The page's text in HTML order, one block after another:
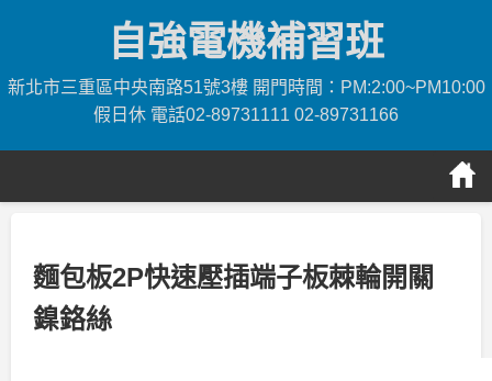
自強電機補習班
新北市三重區中央南路51號3樓 開門時間：PM:2:00~PM10:00
假日休 電話02-89731111 02-89731166
麵包板2P快速壓插端子板棘輪開關
鎳鉻絲